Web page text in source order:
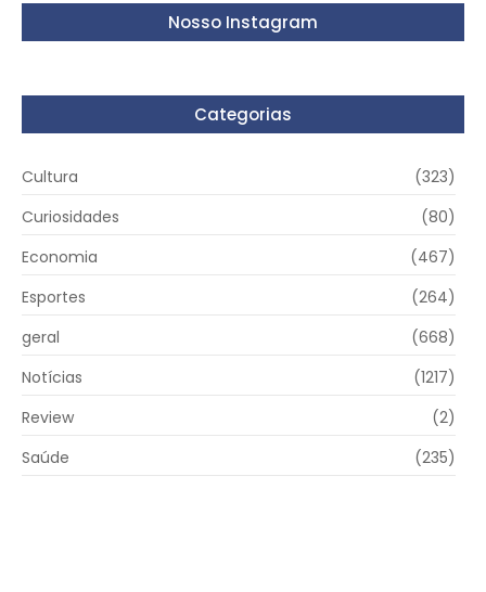
Nosso Instagram
Categorias
Cultura
(323)
Curiosidades
(80)
Economia
(467)
Esportes
(264)
geral
(668)
Notícias
(1217)
Review
(2)
Saúde
(235)